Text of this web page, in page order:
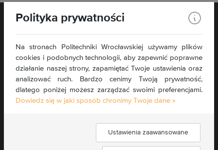
Wybrzeże Wyspiańskiego 27
50-370 Wrocław
Mapa serwisu »
Polityka prywatności
Na stronach Politechniki Wrocławskiej używamy plików
cookies i podobnych technologii, aby zapewnić poprawne
działanie naszej strony, zapamiętać Twoje ustawienia oraz
analizować ruch. Bardzo cenimy Twoją prywatność,
dlatego poniżej możesz zarządzać swoimi preferencjami.
Dowiedz się w jaki sposób chronimy Twoje dane »
Ustawienia zaawansowane